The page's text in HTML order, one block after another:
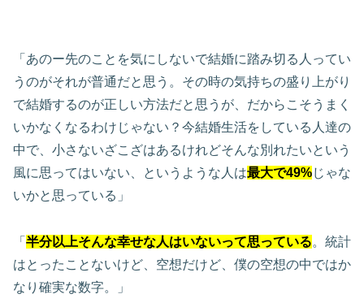
「あのー先のことを気にしないで結婚に踏み切る人ってい
うのがそれが普通だと思う。その時の気持ちの盛り上がり
で結婚するのが正しい方法だと思うが、だからこそうまく
いかなくなるわけじゃない？今結婚生活をしている人達の
中で、小さないざこざはあるけれどそんな別れたいという
風に思ってはいない、というような人は最大で49%じゃな
いかと思っている」
「 半分以上そんな幸せな人はいないって思っている。統計
はとったことないけど、空想だけど、僕の空想の中ではか
なり確実な数字。」